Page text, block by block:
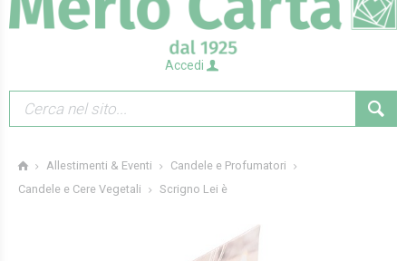
Accedi
Allestimenti & Eventi
Candele e Profumatori
Candele e Cere Vegetali
Scrigno Lei è